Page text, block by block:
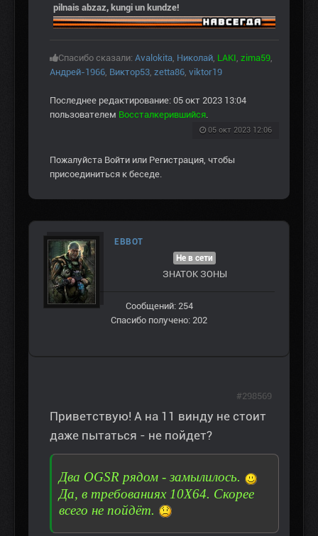
pilnais abzaz, kungi un kundze!
Спасибо сказали: Avalokita, Николай, LAKI, zima59,
Андрей-1966, Виктор53, zetta86, viktor19
Последнее редактирование: 05 окт 2023 13:04
пользователем Воссталкерившийся.
05 окт 2023 12:06
Пожалуйста Войти или Регистрация, чтобы
присоединиться к беседе.
EBBOT
Не в сети
ЗНАТОК ЗОНЫ
Сообщений: 254
Спасибо получено: 202
Приветствую! А на 11 винду не стоит
даже пытаться - не пойдет?
Два OGSR рядом - замылилось.
Да, в требованиях 10Х64. Скорее
всего не пойдёт.
#298569